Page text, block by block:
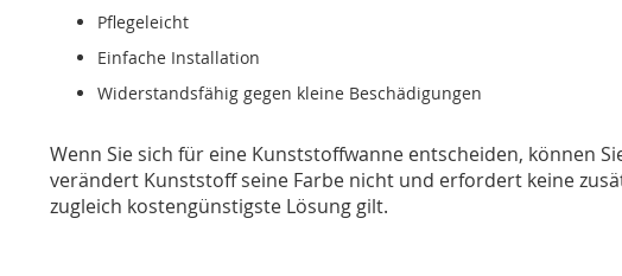
Pflegeleicht
Einfache Installation
Widerstandsfähig gegen kleine Beschädigungen
Wenn Sie sich für eine Kunststoffwanne entscheiden, können
verändert Kunststoff seine Farbe nicht und erfordert keine
zugleich kostengünstigste Lösung gilt.